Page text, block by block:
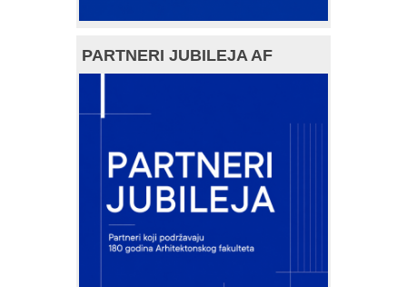
PARTNERI JUBILEJA AF